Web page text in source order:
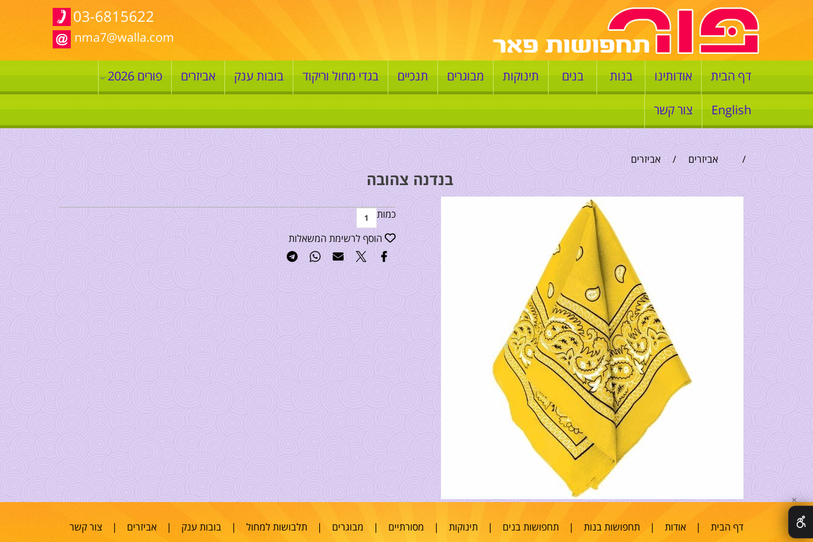
03-6815622
nma7@walla.com
דף הבית אודותינו בנות בנים תינוקות מבוגרים תנכיים בגדי מחול וריקוד בובות ענק אביזרים פורים 2026
English צור קשר
/ אביזרים / אביזרים
בנדנה צהובה
כמות
הוסף לרשימת המשאלות
דף הבית | אודות | תחפושות בנות | תחפושות בנים | תינוקות | מסורתיים | מבוגרים | תלבושות למחול | בובות ענק | אביזרים | צור קשר
✕